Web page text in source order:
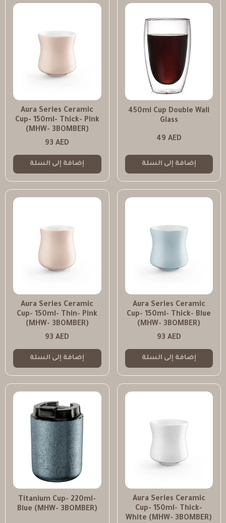
450ml Cup Double Wall
Glass
49 AED
إضافة إلى السلة
Aura Series Ceramic
Cup- 150ml- Thick- Pink
(MHW- 3BOMBER)
93AED
إضافة إلى السلة
Aura Series Ceramic
Cup- 150ml- Thick- Blue
(MHW- 3BOMBER)
93 AED
إضافة إلى السلة
Aura Series Ceramic
Cup- 150ml- Thin- Pink
(MHW- 3BOMBER)
93AED
إضافة إلى السلة
Aura Series Ceramic
Cup- 150ml- Thick-
White (MHW- 3BOMBER)
Titanium Cup- 220ml-
Blue (MHW- 3BOMBER)